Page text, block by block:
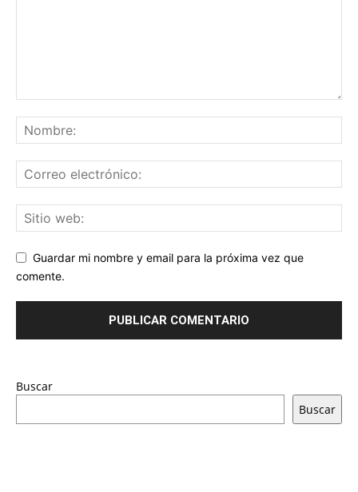
Guardar mi nombre y email para la próxima vez que
comente.
Buscar
Buscar